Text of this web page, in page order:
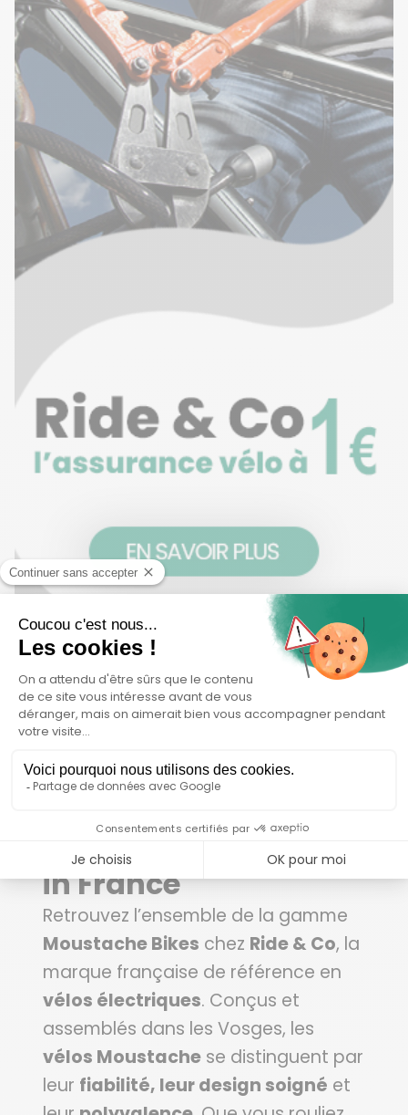
Moustache Bikes
chez Ride & Co : le
vélo électrique made
in France
Retrouvez l’ensemble de la gamme
Moustache Bikes chez Ride & Co, la
marque française de référence en
vélos électriques. Conçus et
assemblés dans les Vosges, les
vélos Moustache se distinguent par
leur fiabilité, leur design soigné et